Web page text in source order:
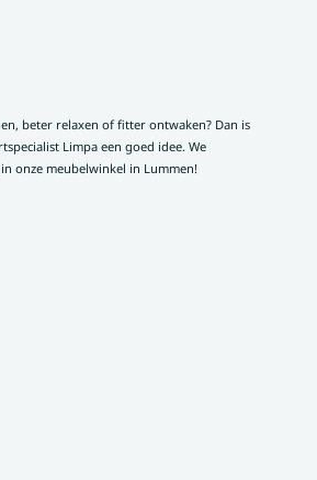
beter relaxen of fitter ontwaken? Dan is
Limpa een goed idee. We
onze meubelwinkel in Lummen!